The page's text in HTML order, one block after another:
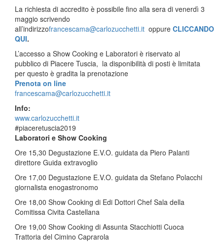
La richiesta di accredito è possibile fino alla sera di venerdì 3
maggio scrivendo
all’indirizzofrancescama@carlozucchetti.it oppure CLICCANDO
QUI.
L’accesso a Show Cooking e Laboratori è riservato al
pubblico di Piacere Tuscia, la disponibilità di posti è limitata
per questo è gradita la prenotazione
Prenota on line
francescama@carlozucchetti.it
Info:
www.carlozucchetti.it
#piaceretuscia2019
Laboratori e Show Cooking
Ore 15,30 Degustazione E.V.O. guidata da Piero Palanti
direttore Guida extravoglio
Ore 17,00 Degustazione E.V.O. guidata da Stefano Polacchi
giornalista enogastronomo
Ore 18,00 Show Cooking di Edi Dottori Chef Sala della
Comitissa Civita Castellana
Ore 19,00 Show Cooking di Assunta Stacchiotti Cuoca
Trattoria del Cimino Caprarola